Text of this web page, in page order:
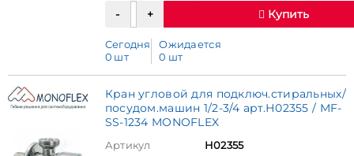
Купить
Сегодня
0 шт
Ожидается
0 шт
Кран угловой для подключ.стиральных/
посудом.машин 1/2-3/4 арт.Н02355 / MF-
SS-1234 MONOFLEX
Артикул
Н02355